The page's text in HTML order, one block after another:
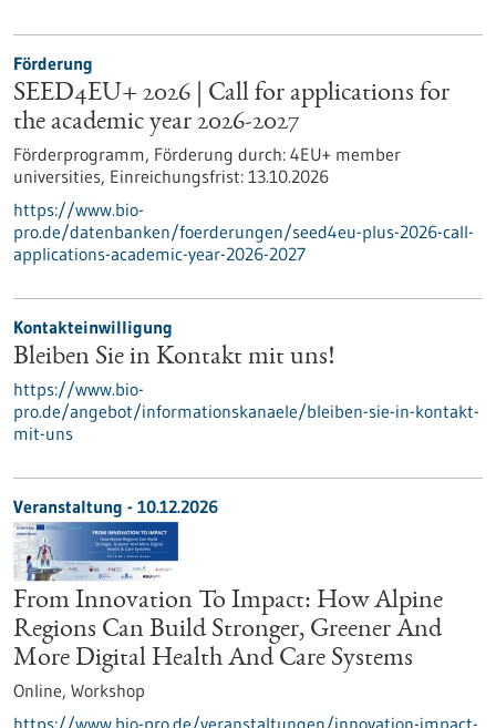
Förderung
SEED4EU+ 2026 | Call for applications for
the academic year 2026-2027
Förderprogramm, Förderung durch: 4EU+ member
universities, Einreichungsfrist: 13.10.2026
https://www.bio-
pro.de/datenbanken/foerderungen/seed4eu-plus-2026-call-
applications-academic-year-2026-2027
Kontakteinwilligung
Bleiben Sie in Kontakt mit uns!
https://www.bio-
pro.de/angebot/informationskanaele/bleiben-sie-in-kontakt-
mit-uns
Veranstaltung - 10.12.2026
From Innovation To Impact: How Alpine
Regions Can Build Stronger, Greener And
More Digital Health And Care Systems
Online, Workshop
https://www.bio-pro.de/veranstaltungen/innovation-impact-